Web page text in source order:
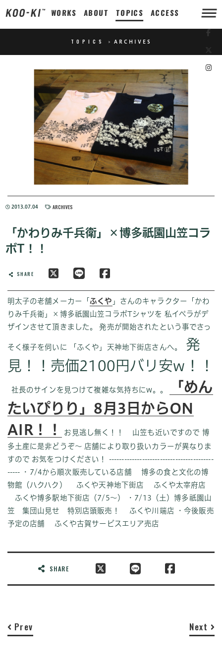
WORKS ABOUT TOPICS ACCESS
TOPICS > ARCHIVES
2013.07.04 ARCHIVES
「かわりみ千兵衛」×博多祇園山笠コラ
ボT！！
SHARE
明太子の老舗メーカー「 ふくや 」さんのキャラクター「かわ
りみ千兵衛」×博多祇園山笠コラボTシャツを 私イペラがデ
ザインさせて頂きました。 発売が開始されたという事でさっ
そく様子を伺いに 「ふくや」天神地下街店さんへ。
発
見！！売価2100円バリ安w！！
社長のサインを見つけて複雑な気持ちにw。。
「めん
たいぴりり」8月3日からON
AIR！！
お見逃し無く！！
山笠も近いですので 博
多土産に是非どうぞ〜 店舗により取り扱いカラーが異なりま
すので お気をつけください！ -----------------------------------------
----- ・7/4から順次販売している店舗 博多の食と文化の博
物館（ハクハク） ふくや天神地下街店 ふくや太宰府店
ふくや博多駅地下街店（7/5～） ・7/13（土）博多祇園山
笠 集団山見せ 特別店頭販売！ ふくや川端店 ・今後販売
予定の店舗 ふくや古賀サービスエリア売店
SHARE
Prev Next